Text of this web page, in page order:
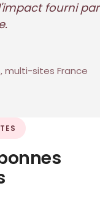
fourni par
multi-sites France